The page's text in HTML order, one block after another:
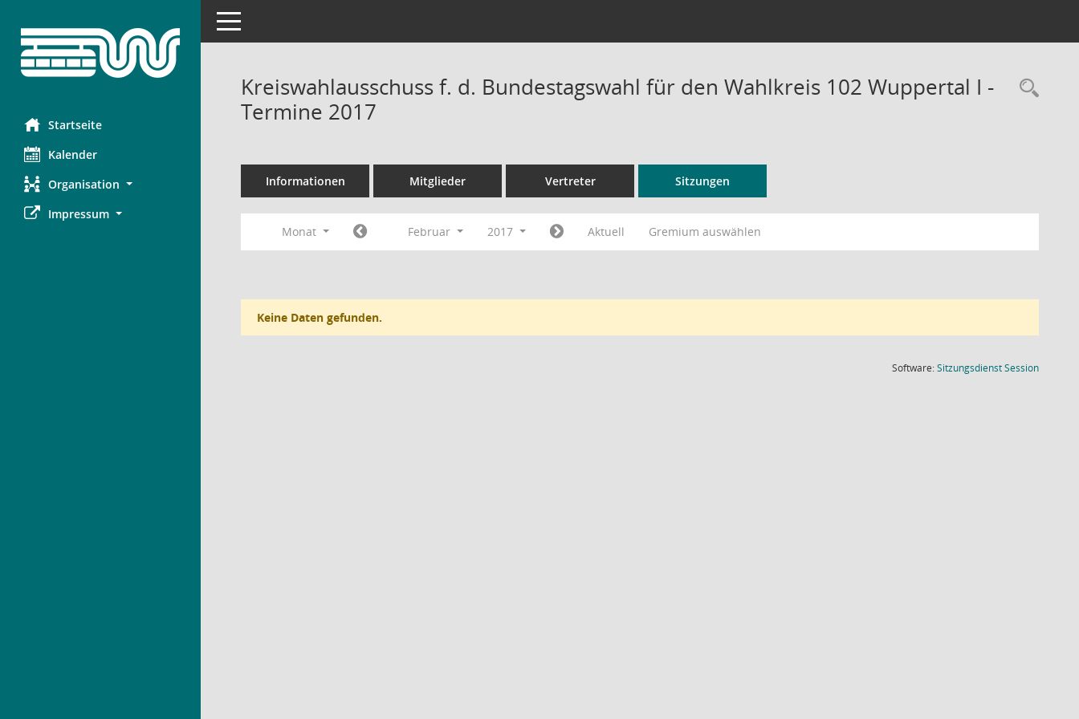
Startseite
Kalender
Organisation
Impressum
Toggle navigation
Kreiswahlausschuss f. d. Bundestagswahl für den Wahlkreis 102 Wuppertal I -
Termine 2017
Informationen Mitglieder Vertreter Sitzungen
Monat Februar 2017 Aktuell Gremium auswählen
Keine Daten gefunden.
Software:SitzungsdienstSession(Wird in